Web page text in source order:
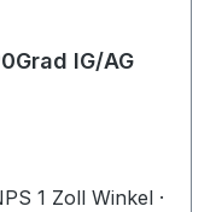
IG/AG
1 Zoll Winkel ·